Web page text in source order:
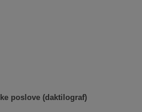
poslove (daktilograf)